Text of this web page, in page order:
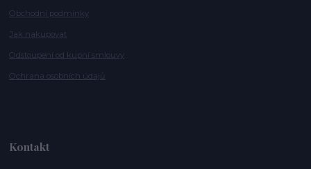
Obchodní podmínky
Jak nakupovat
Odstoupení od kupní smlouvy
Ochrana osobních údajů
Kontakt